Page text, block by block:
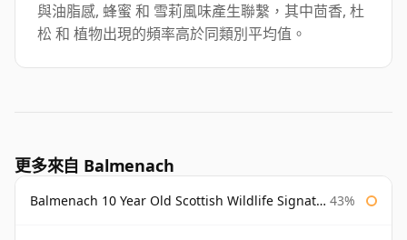
與油脂感, 蜂蜜 和 雪莉風味產生聯繫，其中茴香, 杜
松 和 植物出現的頻率高於同類別平均值。
更多來自 Balmenach
Balmenach 10 Year Old Scottish Wildlife Signatory 43%